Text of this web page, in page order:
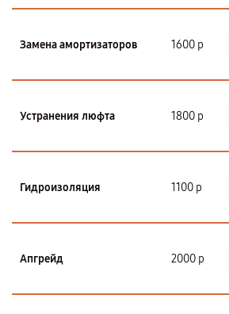
Замена амортизаторов 1600 р
Устранения люфта 1800 р
Гидроизоляция 1100 р
Апгрейд 2000 р